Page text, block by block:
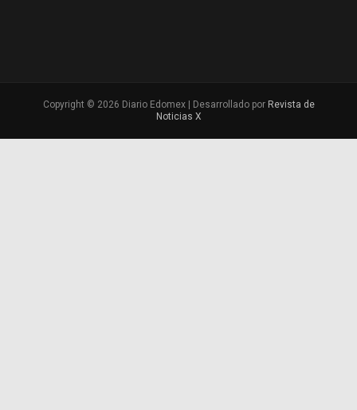
Copyright © 2026 Diario Edomex | Desarrollado por Revista de
Noticias X